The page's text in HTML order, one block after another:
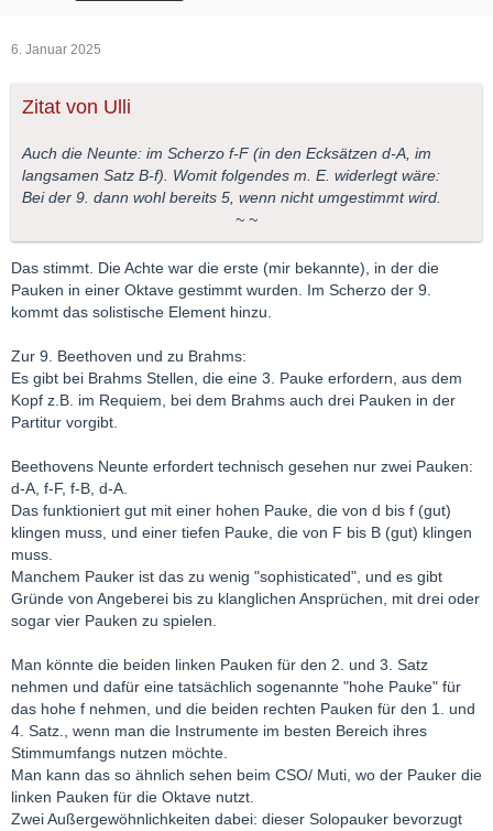
6. Januar 2025
Zitat von Ulli
Auch die Neunte: im Scherzo f-F (in den Ecksätzen d-A, im
langsamen Satz B-f). Womit folgendes m. E. widerlegt wäre:
Bei der 9. dann wohl bereits 5, wenn nicht umgestimmt wird.
~ ~
Das stimmt. Die Achte war die erste (mir bekannte), in der die
Pauken in einer Oktave gestimmt wurden. Im Scherzo der 9.
kommt das solistische Element hinzu.
Zur 9. Beethoven und zu Brahms:
Es gibt bei Brahms Stellen, die eine 3. Pauke erfordern, aus dem
Kopf z.B. im Requiem, bei dem Brahms auch drei Pauken in der
Partitur vorgibt.
Beethovens Neunte erfordert technisch gesehen nur zwei Pauken:
d-A, f-F, f-B, d-A.
Das funktioniert gut mit einer hohen Pauke, die von d bis f (gut)
klingen muss, und einer tiefen Pauke, die von F bis B (gut) klingen
muss.
Manchem Pauker ist das zu wenig "sophisticated", und es gibt
Gründe von Angeberei bis zu klanglichen Ansprüchen, mit drei oder
sogar vier Pauken zu spielen.
Man könnte die beiden linken Pauken für den 2. und 3. Satz
nehmen und dafür eine tatsächlich sogenannte "hohe Pauke" für
das hohe f nehmen, und die beiden rechten Pauken für den 1. und
4. Satz., wenn man die Instrumente im besten Bereich ihres
Stimmumfangs nutzen möchte.
Man kann das so ähnlich sehen beim CSO/ Muti, wo der Pauker die
linken Pauken für die Oktave nutzt.
Zwei Außergewöhnlichkeiten dabei: dieser Solopauker bevorzugt